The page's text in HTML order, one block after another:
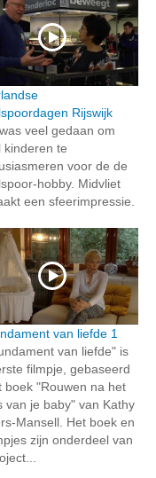
Rijswijk
veel gedaan om
kinderen te
voor de de
hobby. Midvliet
een sfeerimpressie.
van liefde 1
van liefde" is
filmpje, gebaseerd
boek "Rouwen na het
van je baby" van Kathy
Mansell. Het boek en
zijn onderdeel van